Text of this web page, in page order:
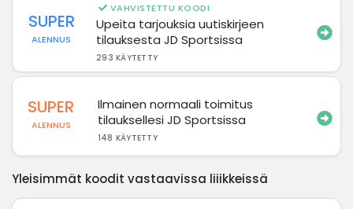
SUPER
ALENNUS
VAHVISTETTU KOODI
Upeita tarjouksia uutiskirjeen
tilauksesta JD Sportsissa
293 KÄYTETTY
SUPER
ALENNUS
Ilmainen normaali toimitus
tilauksellesi JD Sportsissa
148 KÄYTETTY
Yleisimmät koodit vastaavissa liiikkeissä